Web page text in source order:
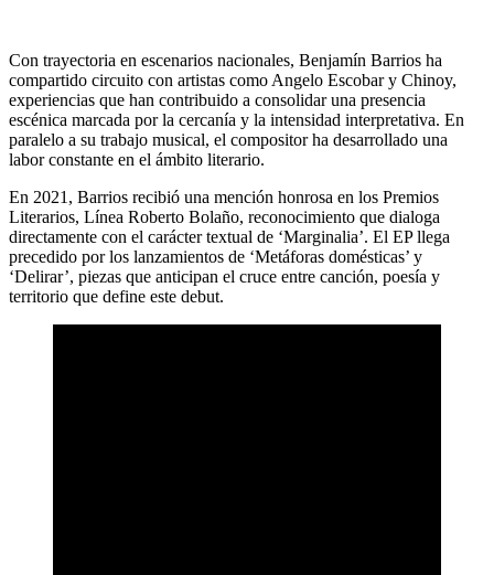
Con trayectoria en escenarios nacionales, Benjamín Barrios ha
compartido circuito con artistas como Angelo Escobar y Chinoy,
experiencias que han contribuido a consolidar una presencia
escénica marcada por la cercanía y la intensidad interpretativa. En
paralelo a su trabajo musical, el compositor ha desarrollado una
labor constante en el ámbito literario.
En 2021, Barrios recibió una mención honrosa en los Premios
Literarios, Línea Roberto Bolaño, reconocimiento que dialoga
directamente con el carácter textual de ‘Marginalia’. El EP llega
precedido por los lanzamientos de ‘Metáforas domésticas’ y
‘Delirar’, piezas que anticipan el cruce entre canción, poesía y
territorio que define este debut.